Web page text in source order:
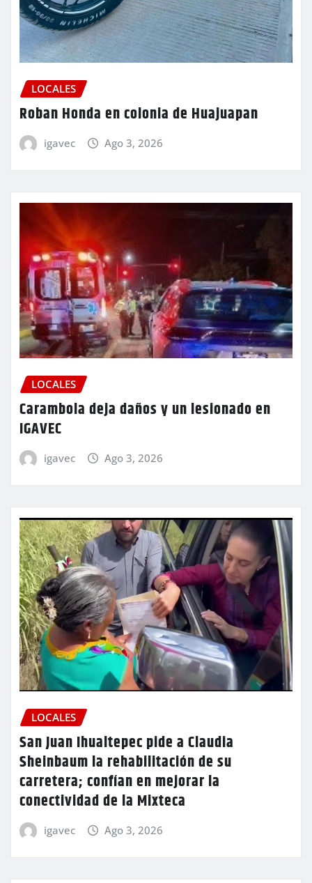
LOCALES
Roban Honda en colonia de Huajuapan
igavec Ago 3, 2026
LOCALES
Carambola deja daños y un lesionado en
IGAVEC
igavec Ago 3, 2026
LOCALES
San Juan Ihualtepec pide a Claudia
Sheinbaum la rehabilitación de su
carretera; confían en mejorar la
conectividad de la Mixteca
igavec Ago 3, 2026